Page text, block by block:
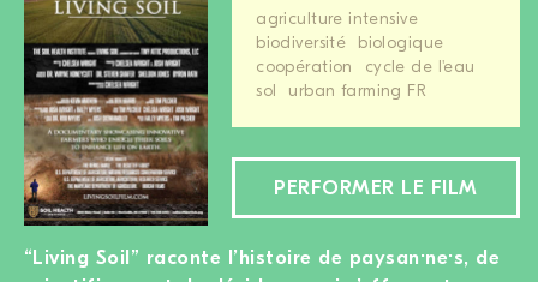
agriculture intensive
biodiversité
biologique
coopération
cycle de l'eau
sol
urban farming FR
PERFORMER LE FILM
“Living Soil” raconte l’histoire de paysan·ne·s, de